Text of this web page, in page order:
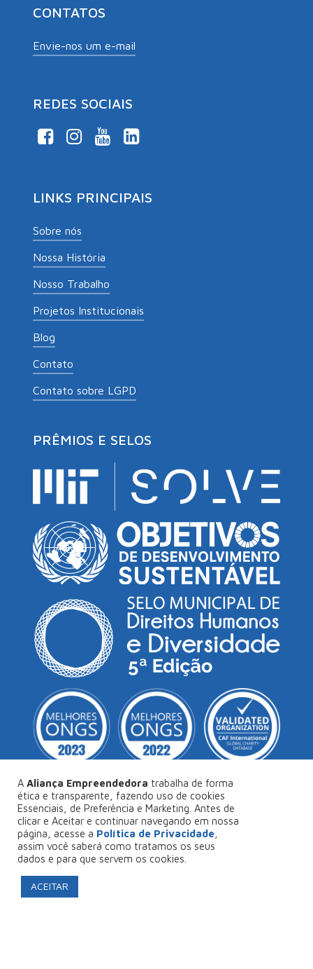
CONTATOS
Envie-nos um e-mail
REDES SOCIAIS
LINKS PRINCIPAIS
Sobre nós
Nossa História
Nosso Trabalho
Projetos Institucionais
Blog
Contato
Contato sobre LGPD
PRÊMIOS E SELOS
FAÇA SEU PROJETO CONOSCO
© Copyright 2026Aliança Empreendedora
Desenvolvido porCollabs
Política de Privacidade
A Aliança Empreendedora trabalha de forma
ética e transparente, fazendo uso de cookies
Essenciais, de Preferência e Marketing. Antes de
clicar e Aceitar e continuar navegando em nossa
página, acesse a Política de Privacidade
assim você saberá como tratamos os seus
dados e para que servem os cookies.
ACEITAR